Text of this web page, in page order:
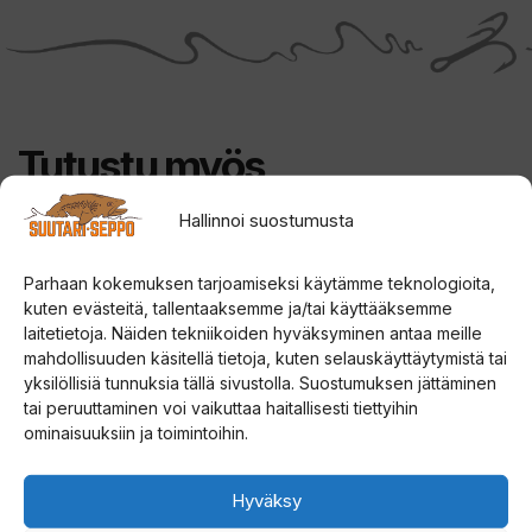
Hallinnoi suostumusta
Parhaan kokemuksen tarjoamiseksi käytämme teknologioita,
kuten evästeitä, tallentaaksemme ja/tai käyttääksemme
laitetietoja. Näiden tekniikoiden hyväksyminen antaa meille
mahdollisuuden käsitellä tietoja, kuten selauskäyttäytymistä tai
yksilöllisiä tunnuksia tällä sivustolla. Suostumuksen jättäminen
tai peruuttaminen voi vaikuttaa haitallisesti tiettyihin
ominaisuuksiin ja toimintoihin.
Hyväksy
Tutustu myös
Strikemaster Lithium 40V
tuotteella
on
useampi
muunnelma.
Voit
valinnat
tuotteen